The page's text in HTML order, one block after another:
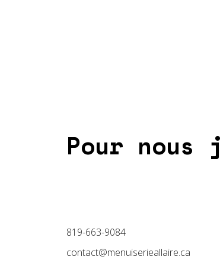
Pour nous
819-663-9084
contact@menuiserieallaire.ca